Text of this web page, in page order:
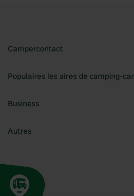
Campercontact
Populaires les aires de camping-car
Business
Autres